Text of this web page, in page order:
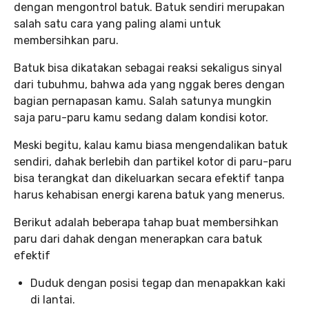
dengan mengontrol batuk. Batuk sendiri merupakan
salah satu cara yang paling alami untuk
membersihkan paru.
Batuk bisa dikatakan sebagai reaksi sekaligus sinyal
dari tubuhmu, bahwa ada yang nggak beres dengan
bagian pernapasan kamu. Salah satunya mungkin
saja paru-paru kamu sedang dalam kondisi kotor.
Meski begitu, kalau kamu biasa mengendalikan batuk
sendiri, dahak berlebih dan partikel kotor di paru-paru
bisa terangkat dan dikeluarkan secara efektif tanpa
harus kehabisan energi karena batuk yang menerus.
Berikut adalah beberapa tahap buat membersihkan
paru dari dahak dengan menerapkan cara batuk
efektif
Duduk dengan posisi tegap dan menapakkan kaki
di lantai.